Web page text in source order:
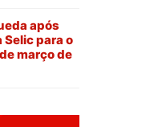
após
Selic para o
março de